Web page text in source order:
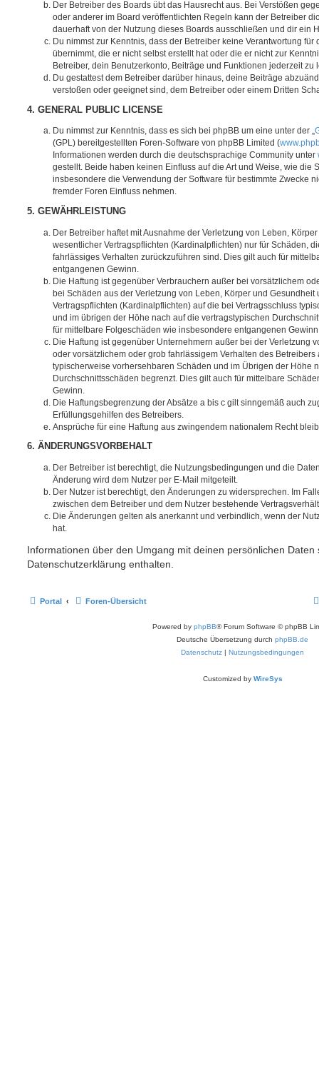
Der Betreiber des Boards übt das Hausrecht aus. Bei Verstößen
oder anderer im Board veröffentlichten Regeln kann der Betreiber
dauerhaft von der Nutzung dieses Boards ausschließen und dir ein
Du nimmst zur Kenntnis, dass der Betreiber keine Verantwortung für
übernimmt, die er nicht selbst erstellt hat oder die er nicht zur
Betreiber, dein Benutzerkonto, Beiträge und Funktionen jederzeit zu
Du gestattest dem Betreiber darüber hinaus, deine Beiträge
verstoßen oder geeignet sind, dem Betreiber oder einem Dritten
4. GENERAL PUBLIC LICENSE
Du nimmst zur Kenntnis, dass es sich bei phpBB um eine unter der „
(GPL) bereitgestellten Foren-Software von phpBB Limited (
Informationen werden durch die deutschsprachige Community unter
gestellt. Beide haben keinen Einfluss auf die Art und Weise, wie die
insbesondere die Verwendung der Software für bestimmte Zwecke
fremder Foren Einfluss nehmen.
5. GEWÄHRLEISTUNG
Der Betreiber haftet mit Ausnahme der Verletzung von Leben,
wesentlicher Vertragspflichten (Kardinalpflichten) nur für Schäden,
fahrlässiges Verhalten zurückzuführen sind. Dies gilt auch für
entgangenen Gewinn.
Die Haftung ist gegenüber Verbrauchern außer bei vorsätzlichem
bei Schäden aus der Verletzung von Leben, Körper und
Vertragspflichten (Kardinalpflichten) auf die bei Vertragsschluss
und im übrigen der Höhe nach auf die vertragstypischen
für mittelbare Folgeschäden wie insbesondere entgangenen
Die Haftung ist gegenüber Unternehmern außer bei der Verletzung
oder vorsätzlichem oder grob fahrlässigem Verhalten des Betreibers
typischerweise vorhersehbaren Schäden und im Übrigen der Höhe
Durchschnittsschäden begrenzt. Dies gilt auch für mittelbare
Gewinn.
Die Haftungsbegrenzung der Absätze a bis c gilt sinngemäß auch
Erfüllungsgehilfen des Betreibers.
Ansprüche für eine Haftung aus zwingendem nationalem Recht
6. ÄNDERUNGSVORBEHALT
Der Betreiber ist berechtigt, die Nutzungsbedingungen und die
Änderung wird dem Nutzer per E-Mail mitgeteilt.
Der Nutzer ist berechtigt, den Änderungen zu widersprechen. Im
zwischen dem Betreiber und dem Nutzer bestehende
Die Änderungen gelten als anerkannt und verbindlich, wenn der
hat.
Informationen über den Umgang mit deinen persönlichen Daten
Datenschutzerklärung enthalten.
Portal Foren-Übersicht
Powered by phpBB® Forum Software © phpBB
Deutsche Übersetzung durch phpBB.de
Datenschutz | Nutzungsbedingungen
Customized by WireSys